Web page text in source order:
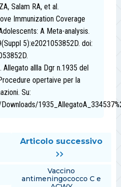
Salam RA, et al.
Immunization Coverage
A Meta-analysis.
5):e2021053852D. doi:
Allegato allla Dgr n.1935 del
opertaive per la
Su:
Articolo successivo
Vaccino
antimeningococco C e